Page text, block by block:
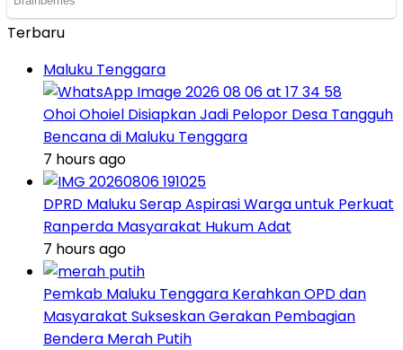
Terbaru
Maluku Tenggara
Ohoi Ohoiel Disiapkan Jadi Pelopor Desa Tangguh
Bencana di Maluku Tenggara
7 hours ago
DPRD Maluku Serap Aspirasi Warga untuk Perkuat
Ranperda Masyarakat Hukum Adat
7 hours ago
Pemkab Maluku Tenggara Kerahkan OPD dan
Masyarakat Sukseskan Gerakan Pembagian
Bendera Merah Putih